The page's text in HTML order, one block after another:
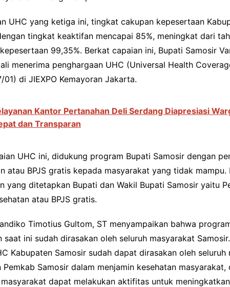
UHC yang ketiga ini, tingkat cakupan kepesertaan
tingkat keaktifan mencapai 85%, meningkat dari
99,35%. Berkat capaian ini, Bupati Samosir
menerima penghargaan UHC (Universal Health
01) di JIEXPO Kemayoran Jakarta.
Kantor Pertanahan Deli Serdang Diapresiasi
dan Transparan
UHC ini, didukung program Bupati Samosir dengan
atau BPJS gratis kepada masyarakat yang tidak mampu.
yang ditetapkan Bupati dan Wakil Bupati Samosir yaitu
atau BPJS gratis.
Timotius Gultom, ST menyampaikan bahwa
saat ini sudah dirasakan oleh seluruh masyarakat Samosir.
Kabupaten Samosir sudah dapat dirasakan oleh seluruh
Samosir dalam menjamin kesehatan masyarakat,
dapat melakukan aktifitas untuk